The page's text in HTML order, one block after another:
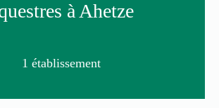
à Ahetze
1 établissement